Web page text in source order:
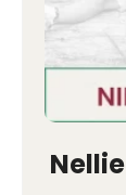
Nellie